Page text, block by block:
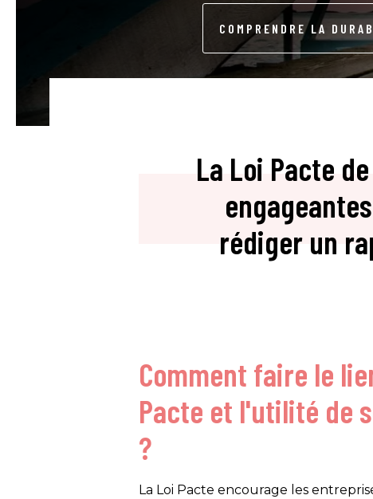
SE FORMER RSE - MARCHÉ PUBLIC
ACHATS PUBLICS – ACHATS RESPONSABLES
COMPRENDRE LA
La Loi Pacte
rédiger un
Comment faire le
Pacte et l'utilité de
?
La Loi Pacte encourage les